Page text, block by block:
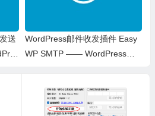
送
WordPress邮件收发插件 Easy
WP SMTP —— WordPress插